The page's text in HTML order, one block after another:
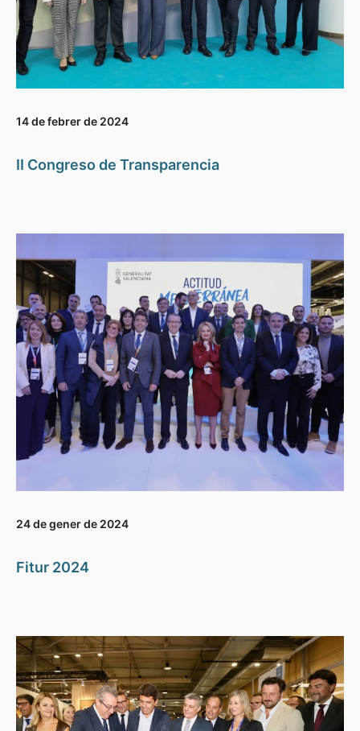
14 de febrer de 2024
II Congreso de Transparencia
24 de gener de 2024
Fitur 2024